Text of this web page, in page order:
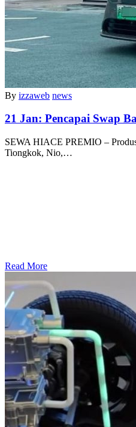
By izzaweb news
21 Jan: Pencapai Swap
SEWA HIACE PREMIO –
Tiongkok, Nio,…
Read More